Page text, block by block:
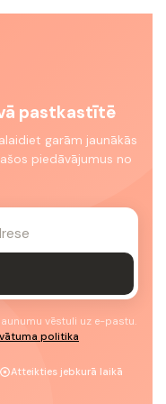
pastkastītē
garām jaunākās
piedāvājumus no
vēstuli uz e-pastu.
politika
Atteikties jebkurā laikā